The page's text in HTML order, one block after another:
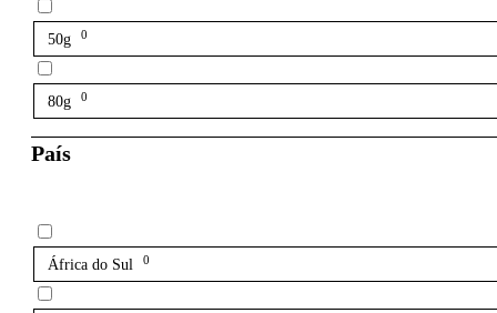
50g 0
80g 0
País
África do Sul 0